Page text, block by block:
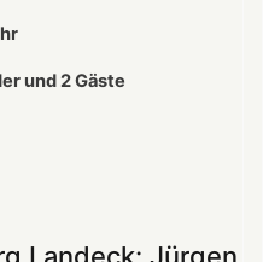
und 2 Gäste